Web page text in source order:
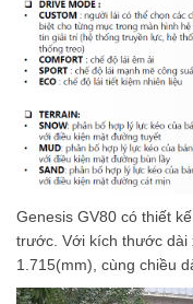
Genesis GV80 có thiết
trước. Với kích thước dài
1.715(mm), cùng chiều